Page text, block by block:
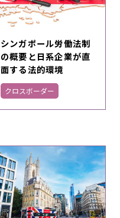
シンガポール労働法制
の概要と日系企業が直
面する法的環境
クロスボーダー